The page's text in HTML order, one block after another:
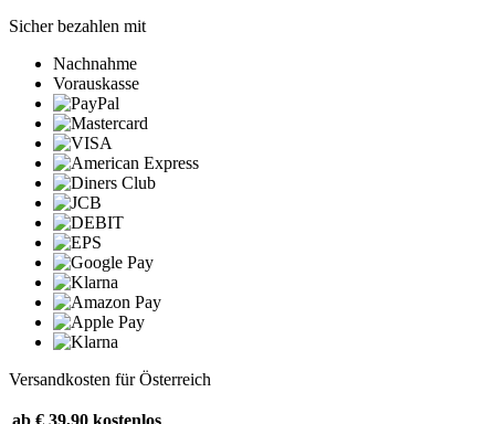
Sicher bezahlen mit
Nachnahme
Vorauskasse
Versandkosten für Österreich